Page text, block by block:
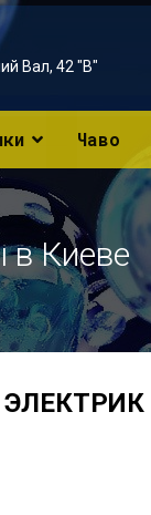
Вал, 42 "В"
Чаво
в Киеве